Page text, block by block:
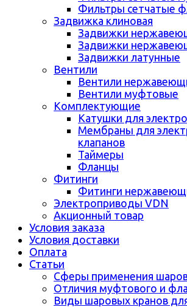
Фильтры сетчатые
Задвижка клиновая
Задвижки
Задвижки
Задвижки латунные
Вентили
Вентили
Вентили муфтовые
Комплектующие
Катушки для
Мембраны для
клапанов
Таймеры
Фланцы
Фитинги
Фитинги
Электроприводы VDN
Акционный товар
Условия заказа
Условия доставки
Оплата
Статьи
Сферы применения
Отличия муфтового и
Виды шаровых кранов